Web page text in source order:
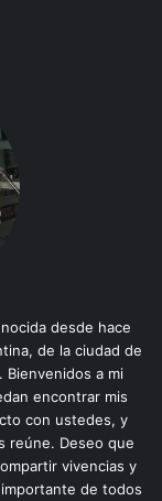
desde hace
de la ciudad de
Bienvenidos a mi
encontrar mis
con ustedes, y
reúne. Deseo que
vivencias y
de todos